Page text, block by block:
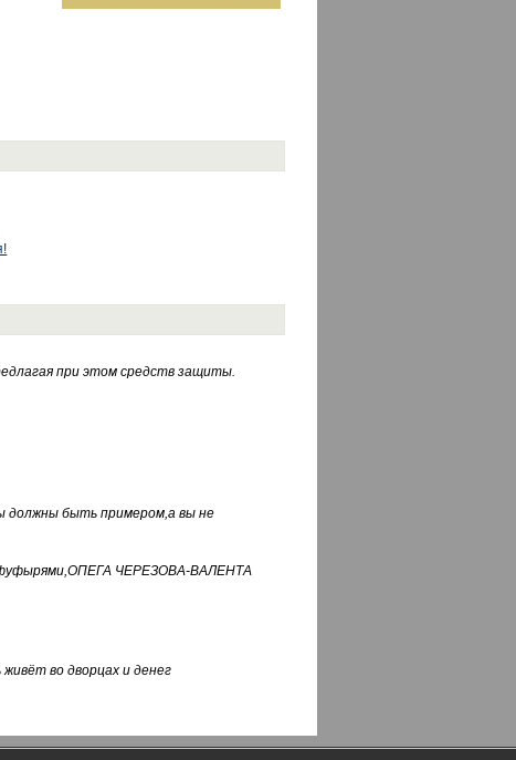
при этом средств защиты.
должны быть примером,а вы не
фуфырями,ОПЕГА ЧЕРЕЗОВА-ВАЛЕНТА
во дворцах и денег